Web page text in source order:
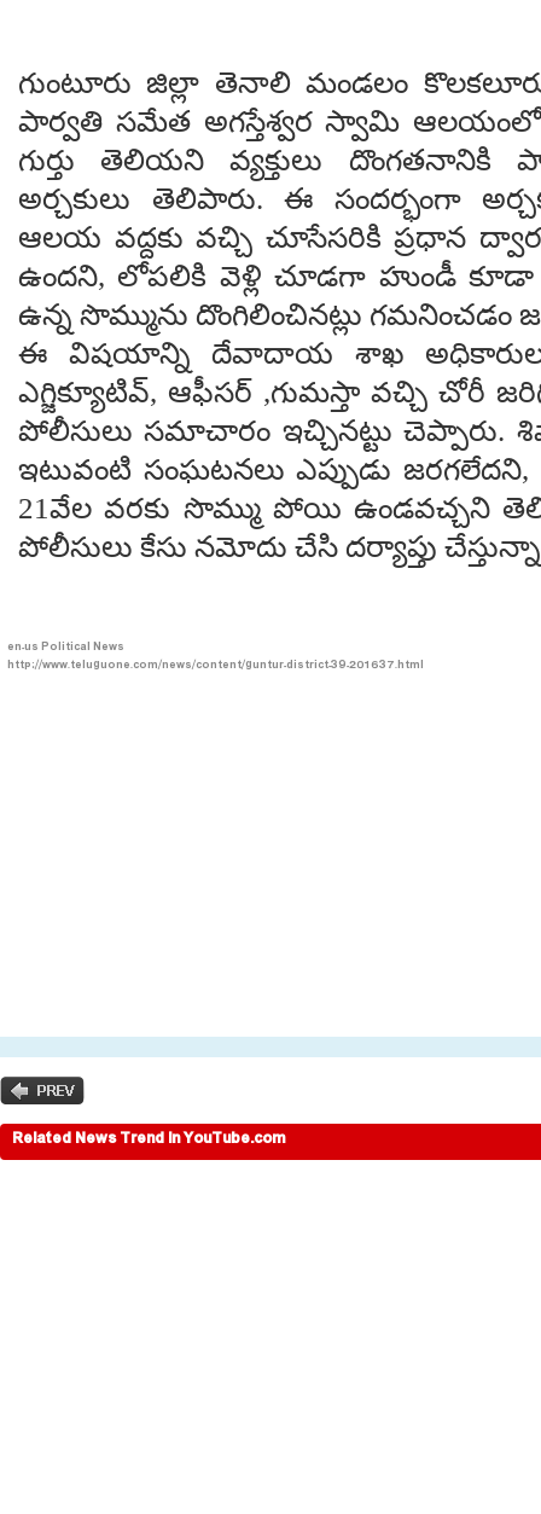
గుంటూరు జిల్లా తెనాలి మండలం
పార్వతి సమేత అగస్తేశ్వర స్వామి ఆలయంలో
గుర్తు తెలియని వ్యక్తులు దొంగతనానికి
అర్చకులు తెలిపారు. ఈ సందర్భంగా
ఆలయ వద్దకు వచ్చి చూసేసరికి ప్రధాన
ఉందని, లోపలికి వెళ్లి చూడగా హుండీ కూడా
ఉన్న సొమ్మును దొంగిలించినట్లు గమనించడం
ఈ విషయాన్ని దేవాదాయ శాఖ
ఎగ్జిక్యూటివ్, ఆఫీసర్ ,గుమస్తా వచ్చి చోరీ
పోలీసులు సమాచారం ఇచ్చినట్టు
ఇటువంటి సంఘటనలు ఎప్పుడు జరగలేదని,
21వేల వరకు సొమ్ము పోయి ఉండవచ్చని
పోలీసులు కేసు నమోదు చేసి దర్యాప్తు
en-usPolitical News
http://www.teluguone.com/news/content/guntur-district-39-201637.html